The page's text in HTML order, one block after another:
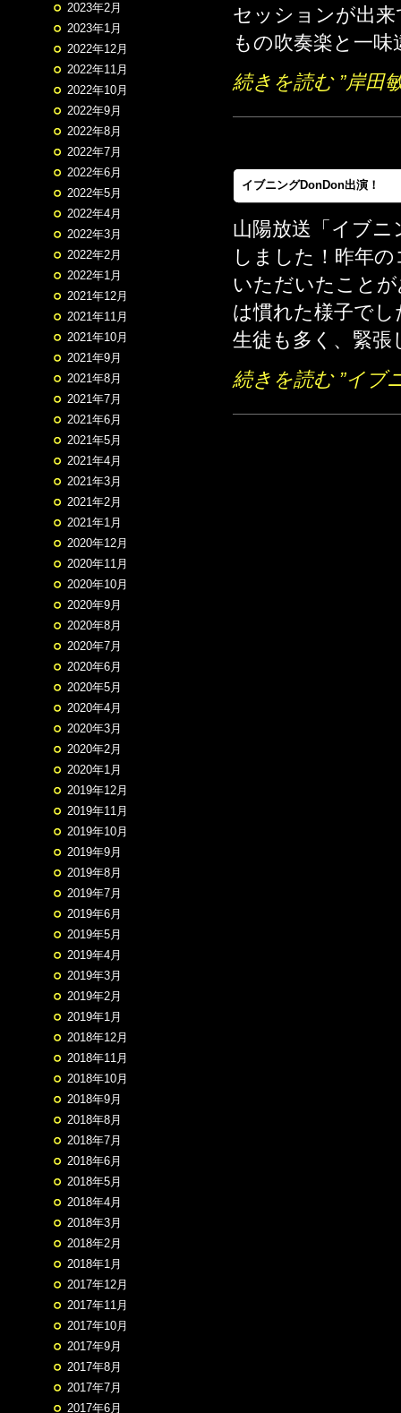
2023年2月
2023年1月
2022年12月
2022年11月
2022年10月
2022年9月
2022年8月
2022年7月
2022年6月
2022年5月
2022年4月
2022年3月
2022年2月
2022年1月
2021年12月
2021年11月
2021年10月
2021年9月
2021年8月
2021年7月
2021年6月
2021年5月
2021年4月
2021年3月
2021年2月
2021年1月
2020年12月
2020年11月
2020年10月
2020年9月
2020年8月
2020年7月
2020年6月
2020年5月
2020年4月
2020年3月
2020年2月
2020年1月
2019年12月
2019年11月
2019年10月
2019年9月
2019年8月
2019年7月
2019年6月
2019年5月
2019年4月
2019年3月
2019年2月
2019年1月
2018年12月
2018年11月
2018年10月
2018年9月
2018年8月
2018年7月
2018年6月
2018年5月
2018年4月
2018年3月
2018年2月
2018年1月
2017年12月
2017年11月
2017年10月
2017年9月
2017年8月
2017年7月
2017年6月
セッションが出
もの吹奏楽と一味
続きを読む ”岸田
イブニングDonDon出演！
山陽放送「イブニ
しました！昨年
いただいたこと
は慣れた様子で
生徒も多く、緊張
続きを読む ”イブ